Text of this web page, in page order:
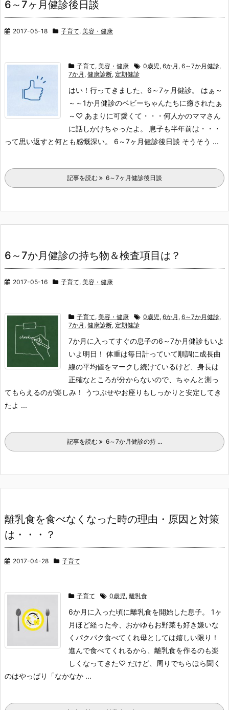
6～7ヶ月健診後日談
2017-05-18 子育て, 美容・健康
子育て, 美容・健康 0歳児, 6か月 , 6～7か月健診,
7か月 , 健康診断, 定期健診
はい！行ってきました、6～7ヶ月健診。 はぁ～
～～1か月健診のベビーちゃんたちに癒されたぁ
～♡ あまりに可愛くて・・・何人かのママさん
に話しかけちゃったよ。 息子も半年前は・・・
って思い返すと何とも感慨深い。 6～7ヶ月健診後日談 そうそう ...
記事を読む 6～7ヶ月健診後日談
6～7か月健診の持ち物＆検査項目は？
2017-05-16 子育て, 美容・健康
子育て, 美容・健康 0歳児, 6か月 , 6～7か月健診,
7か月 , 健康診断, 定期健診
7か月に入ってすぐの息子の6～7か月健診もいよ
いよ明日！ 体重は毎日計っていて順調に成長曲
線の平均値をマークし続けているけど、身長は
正確なところが分からないので、ちゃんと測っ
てもらえるのが楽しみ！ うつぶせやお座りもしっかりと安定してき
たよ ...
記事を読む 6～7か月健診の持 ...
離乳食を食べなくなった時の理由・原因と対策
は・・・？
2017-04-28 子育て
子育て 0歳児, 離乳食
6か月に入った頃に離乳食を開始した息子。 1ヶ
月ほど経った今、おかゆもお野菜も好き嫌いな
くパクパク食べてくれ母としては嬉しい限り！
進んで食べてくれるから、離乳食を作るのも楽
しくなってきた♡ だけど、周りでちらほら聞く
のはやっぱり「なかなか ...